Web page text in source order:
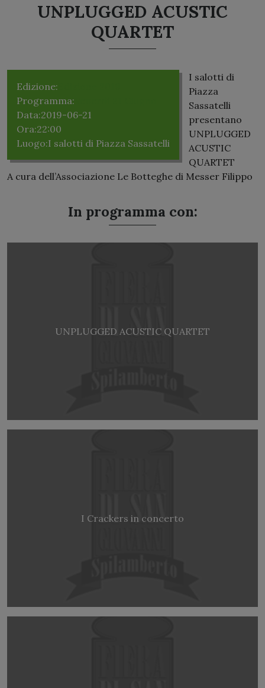
UNPLUGGED ACUSTIC
QUARTET
Edizione:
Programma:
Data:2019-06-21
Ora:22:00
Luogo:I salotti di Piazza Sassatelli
I salotti di
Piazza
Sassatelli
presentano
UNPLUGGED
ACUSTIC
QUARTET
A cura dell’Associazione Le Botteghe di Messer Filippo
In programma con:
UNPLUGGED ACUSTIC QUARTET
I Crackers in concerto